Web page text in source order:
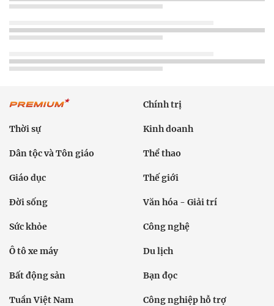
Chính trị
Thời sự Kinh doanh
Dân tộc và Tôn giáo Thể thao
Giáo dục Thế giới
Đời sống Văn hóa - Giải trí
Sức khỏe Công nghệ
Ô tô xe máy Du lịch
Bất động sản Bạn đọc
Tuần Việt Nam Công nghiệp hỗ trợ